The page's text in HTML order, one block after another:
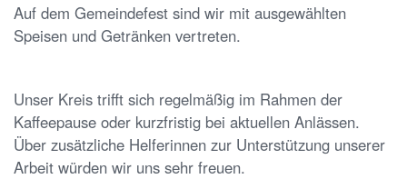
Auf dem Gemeindefest sind wir mit ausgewählten
Speisen und Getränken vertreten.
Unser Kreis trifft sich regelmäßig im Rahmen der
Kaffeepause oder kurzfristig bei aktuellen Anlässen.
Über zusätzliche Helferinnen zur Unterstützung unserer
Arbeit würden wir uns sehr freuen.